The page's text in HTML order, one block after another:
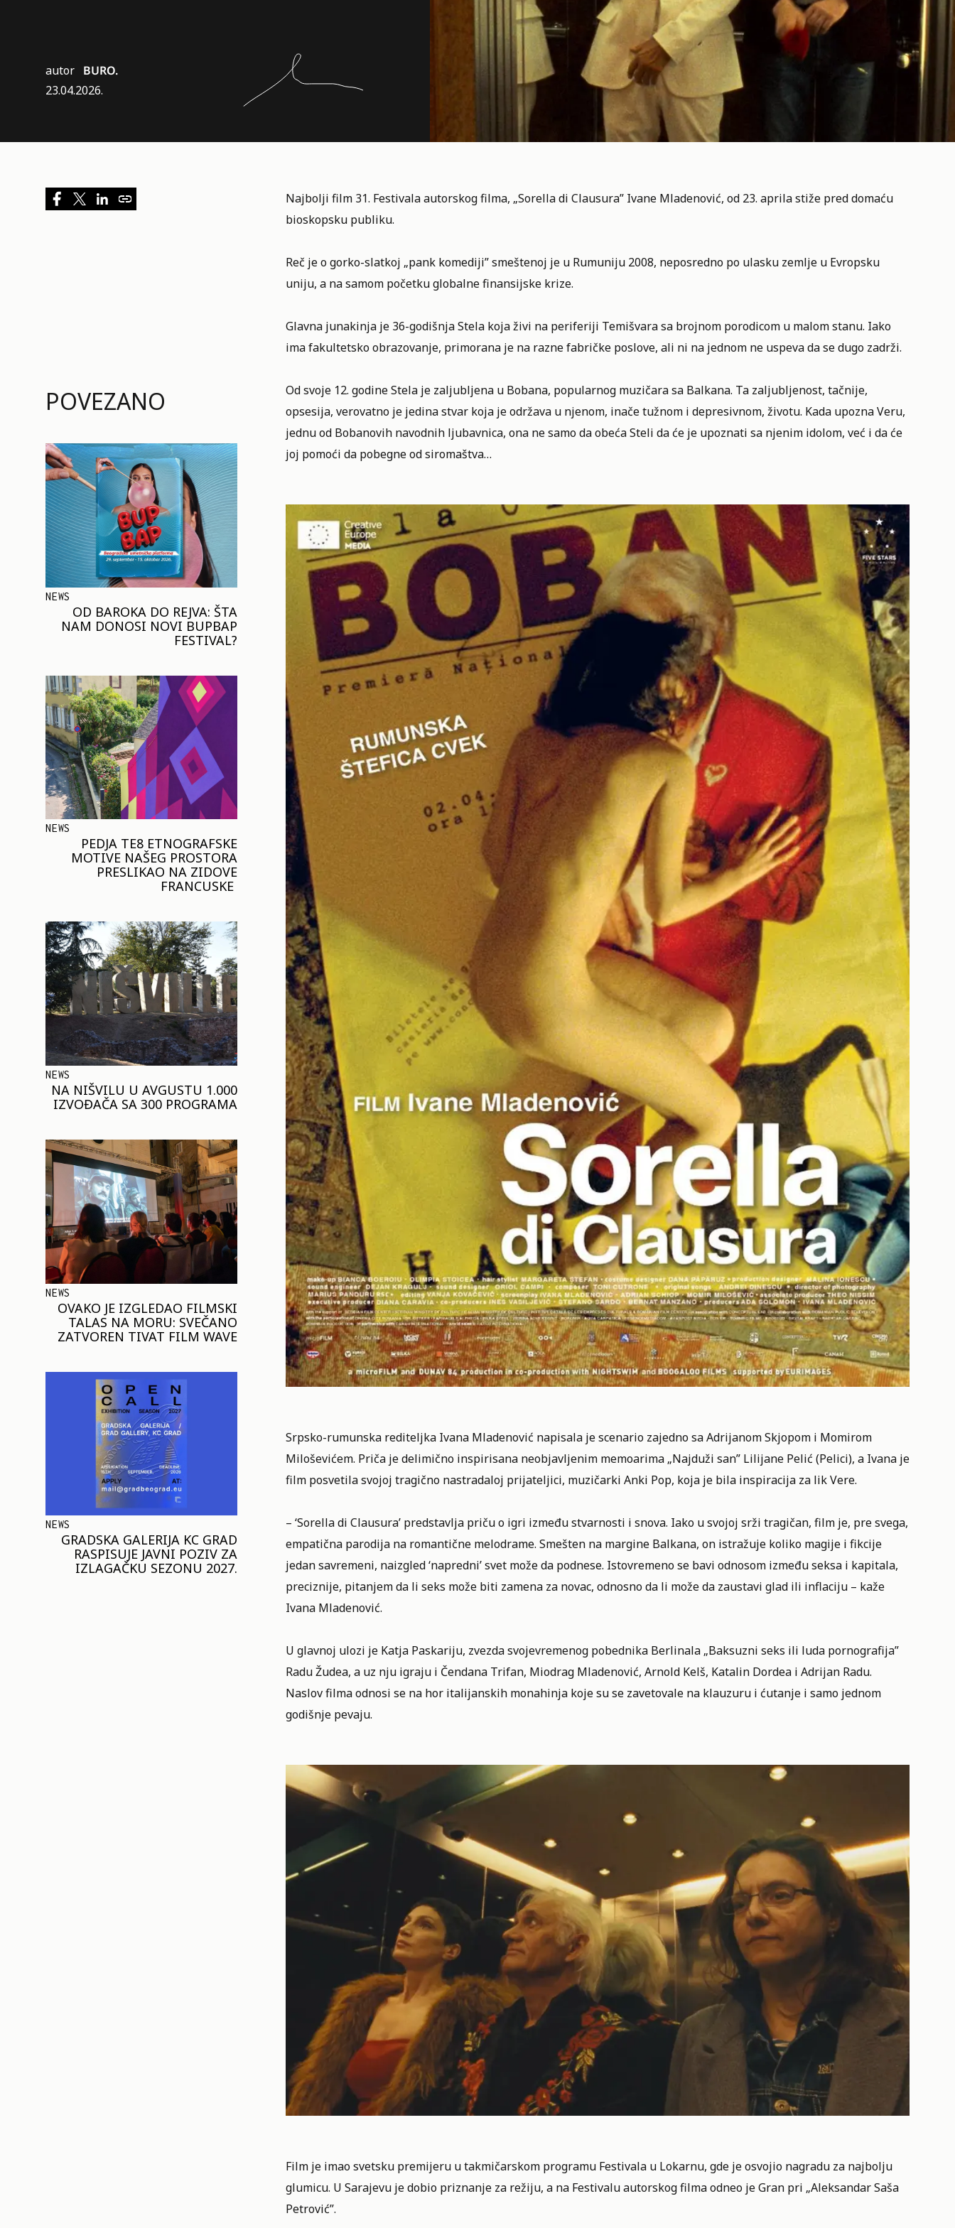
autor BURO.
23.04.2026.
POVEZANO
NEWS
OD BAROKA DO REJVA: ŠTA
NAM DONOSI NOVI BUPBAP
FESTIVAL?
NEWS
PEDJA TE8 ETNOGRAFSKE
MOTIVE NAŠEG PROSTORA
PRESLIKAO NA ZIDOVE
FRANCUSKE
NEWS
NA NIŠVILU U AVGUSTU 1.000
IZVOĐAČA SA 300 PROGRAMA
NEWS
OVAKO JE IZGLEDAO FILMSKI
TALAS NA MORU: SVEČANO
ZATVOREN TIVAT FILM WAVE
NEWS
GRADSKA GALERIJA KC GRAD
RASPISUJE JAVNI POZIV ZA
IZLAGAČKU SEZONU 2027.
Najbolji film31. Festivala autorskog filma, „Sorella di Clausura” Ivane Mladenović, od 23. aprila stiže pred domaću
bioskopsku publiku.
Reč je o gorko-slatkoj „pank komediji” smeštenoj je u Rumuniju 2008, neposredno po ulasku zemlje u Evropsku
uniju, a na samom početku globalne finansijske krize.
Glavna junakinja je 36-godišnja Stela koja živi na periferiji Temišvara sa brojnom porodicom u malom stanu. Iako
ima fakultetsko obrazovanje, primorana je na razne fabričke poslove, ali ni na jednom ne uspeva da se dugo zadrži.
Od svoje 12. godine Stela je zaljubljena u Bobana, popularnog muzičara sa Balkana. Ta zaljubljenost, tačnije,
opsesija, verovatno je jedina stvar koja je održava u njenom, inače tužnom i depresivnom, životu. Kada upozna Veru,
jednu od Bobanovih navodnih ljubavnica, ona ne samo da obeća Steli da će je upoznati sa njenim idolom, već i da će
joj pomoći da pobegne od siromaštva…
Srpsko-rumunska rediteljka Ivana Mladenović napisala je scenario zajedno sa Adrijanom Skjopom i Momirom
Miloševićem. Priča je delimično inspirisana neobjavljenim memoarima „Najduži san” Lilijane Pelić (Pelici), a Ivana je
film posvetila svojoj tragično nastradaloj prijateljici, muzičarki Anki Pop, koja je bila inspiracija za lik Vere.
– ‘Sorella di Clausura’ predstavlja priču o igri između stvarnosti i snova. Iako u svojoj srži tragičan, film je, pre svega,
empatična parodija na romantične melodrame. Smešten na margine Balkana, on istražuje koliko magije i fikcije
jedan savremeni, naizgled ‘napredni’ svet može da podnese. Istovremeno se bavi odnosom između seksa i kapitala,
preciznije, pitanjem da li seks može biti zamena za novac, odnosno da li može da zaustavi glad ili inflaciju – kaže
Ivana Mladenović.
U glavnoj ulozi je Katja Paskariju, zvezda svojevremenog pobednika Berlinala „Baksuzni seks ili luda pornografija”
Radu Žudea, a uz nju igraju i Čendana Trifan, Miodrag Mladenović, Arnold Kelš, Katalin Dordea i Adrijan Radu.
Naslov filma odnosi se na hor italijanskih monahinja koje su se zavetovale na klauzuru i ćutanje i samo jednom
godišnje pevaju.
Film je imao svetsku premijeru u takmičarskom programu Festivala u Lokarnu, gde je osvojio nagradu za najbolju
glumicu. U Sarajevu je dobio priznanje za režiju, a na Festivalu autorskog filma odneo je Gran pri „Aleksandar Saša
Petrović”.